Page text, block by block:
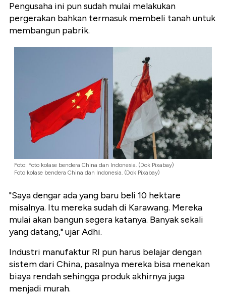
Pengusaha ini pun sudah mulai melakukan
pergerakan bahkan termasuk membeli tanah untuk
membangun pabrik.
Foto: Foto kolase bendera China dan Indonesia. (Dok Pixabay)
Foto kolase bendera China dan Indonesia. (Dok Pixabay)
"Saya dengar ada yang baru beli 10 hektare
misalnya. Itu mereka sudah di Karawang. Mereka
mulai akan bangun segera katanya. Banyak sekali
yang datang," ujar Adhi.
Industri manufaktur RI pun harus belajar dengan
sistem dari China, pasalnya mereka bisa menekan
biaya rendah sehingga produk akhirnya juga
menjadi murah.